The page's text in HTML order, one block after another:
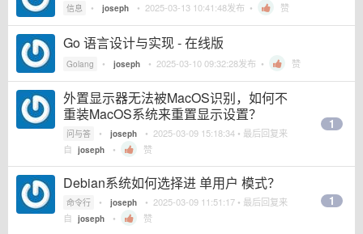
信息 • joseph • 2025-03-13 10:41:48发布 • 赞
Go 语言设计与实现 - 在线版
Golang • joseph • 2025-03-10 09:32:28发布 • 赞
外置显示器无法被MacOS识别，如何不
重装MacOS系统来重置显示设置？
问与答 • joseph • 2025-03-09 15:18:34 • 最后回复来
自 joseph • 赞
1
Debian系统如何选择进 单用户 模式？
命令行 • joseph • 2025-03-09 11:51:17 • 最后回复来
自 joseph • 赞
1